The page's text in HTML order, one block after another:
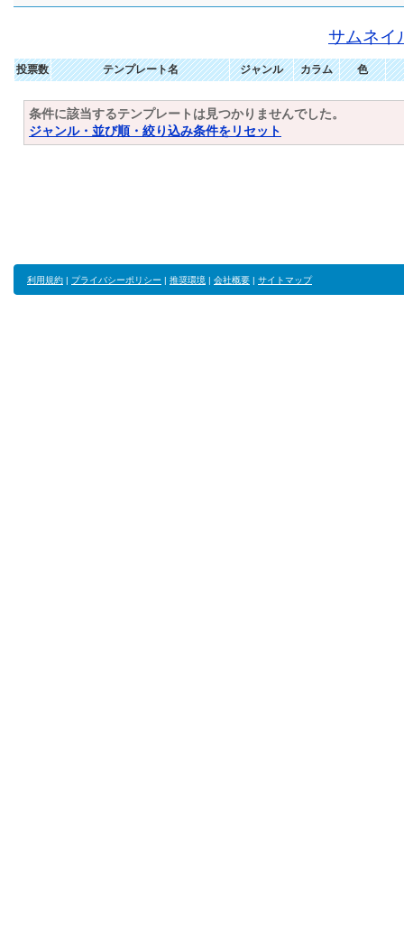
サムネイ
投票数 テンプレート名 ジャンル カラム 色
条件に該当するテンプレートは見つかりませんでした。
ジャンル・並び順・絞り込み条件をリセット
利用規約 | プライバシーポリシー | 推奨環境 | 会社概要 | サイトマップ